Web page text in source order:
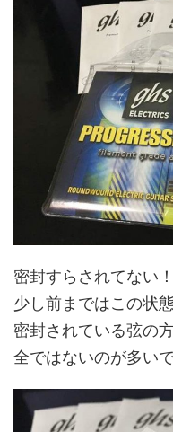
密封すらされてない！
少し前まではこの状
密封されている弦の
全ではないのが多いで